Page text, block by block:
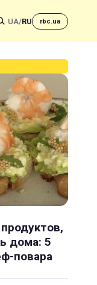
UA/RU rbc.ua
дома: 5
повара